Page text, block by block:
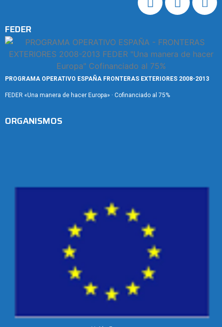
FEDER
PROGRAMA OPERATIVO ESPAÑA FRONTERAS EXTERIORES 2008-2013
FEDER «Una manera de hacer Europa» · Cofinanciado al 75%
ORGANISMOS